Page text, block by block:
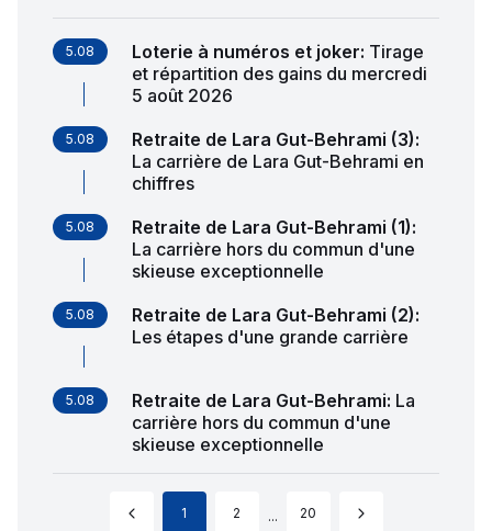
5.08 Loterie à numéros et joker: Tirage
et répartition des gains du mercredi
5 août 2026
5.08 Retraite de Lara Gut-Behrami (3):
La carrière de Lara Gut-Behrami en
chiffres
5.08 Retraite de Lara Gut-Behrami (1):
La carrière hors du commun d'une
skieuse exceptionnelle
5.08 Retraite de Lara Gut-Behrami (2):
Les étapes d'une grande carrière
5.08 Retraite de Lara Gut-Behrami: La
carrière hors du commun d'une
skieuse exceptionnelle
1 2 ... 20